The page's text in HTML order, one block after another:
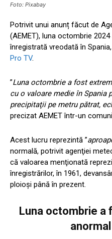
Foto: Pixabay
Potrivit unui anunț făcut de
(AEMET), luna octombrie
înregistrată vreodată în
Pro TV.
”Luna octombrie a fost
cu o valoare medie în Spania
precipitaţii pe metru pătrat,
precizat AEMET într-un
Acest lucru reprezintă ”
normală, potrivit agenţiei
că valoarea menţionată
înregistrărilor, în 1961,
ploioşi până în prezent.
Luna octombrie a